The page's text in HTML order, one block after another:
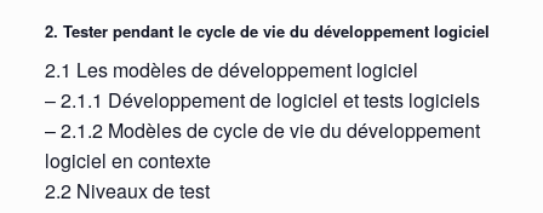
2. Tester pendant le cycle de vie du développement logiciel
2.1 Les modèles de développement logiciel
– 2.1.1 Développement de logiciel et tests logiciels
– 2.1.2 Modèles de cycle de vie du développement
logiciel en contexte
2.2 Niveaux de test